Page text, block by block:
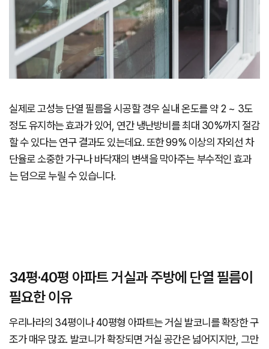
실제로 고성능 단열 필름을 시공할 경우 실내 온도를 약 2 ~ 3도
정도 유지하는 효과가 있어, 연간 냉난방비를 최대 30%까지 절감
할 수 있다는 연구 결과도 있는데요. 또한 99% 이상의 자외선 차
단율로 소중한 가구나 바닥재의 변색을 막아주는 부수적인 효과
는 덤으로 누릴 수 있습니다.
34평·40평 아파트 거실과 주방에 단열 필름이
필요한 이유
우리나라의 34평이나 40평형 아파트는 거실 발코니를 확장한 구
조가 매우 많죠. 발코니가 확장되면 거실 공간은 넓어지지만, 그만